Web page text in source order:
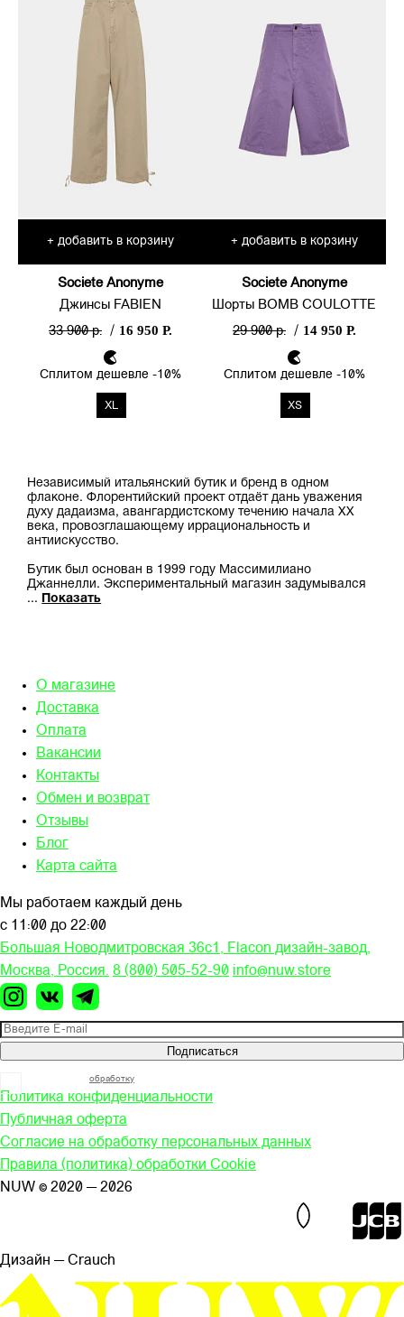
+ добавить в корзину
Societe Anonyme
Джинсы FABIEN
33 900 р.
/ 16 950 Р.
Сплитом дешевле -10%
XL
+ добавить в корзину
Societe Anonyme
Шорты BOMB COULOTTE
29 900 р.
/ 14 950 Р.
Сплитом дешевле -10%
XS
Независимый итальянский бутик и бренд в одном
флаконе. Флорентийский проект отдаёт дань уважения
духу дадаизма, авангардистскому течению начала XX
века, провозглашающему иррациональность и
антиискусство.
Бутик был основан в 1999 году Массимилиано
Джаннелли. Экспериментальный магазин задумывался
...
Показать
О магазине
Доставка
Оплата
Вакансии
Контакты
Обмен и возврат
Отзывы
Блог
Карта сайта
Мы работаем каждый день
с 11:00 до 22:00
Большая Новодмитровская 36c1, Flacon дизайн-завод,
Москва, Россия. 8 (800) 505-52-90 info@nuw.store
Подписаться
обработку
Политика конфиденциальности
Публичная оферта
Согласие на обработку персональных данных
Правила (политика) обработки Cookie
NUW © 2020 — 2026
Дизайн — Сrauch